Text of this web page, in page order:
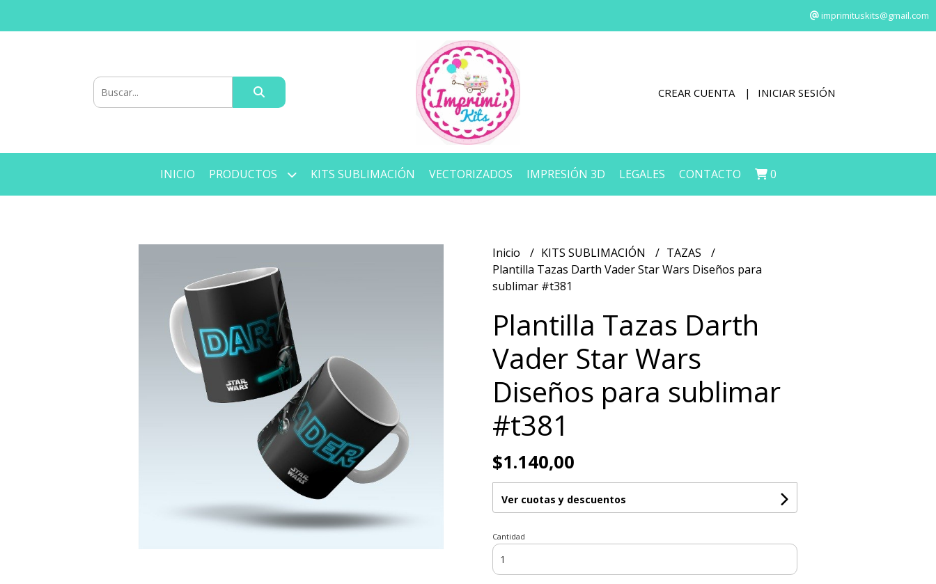
imprimituskits@gmail.com
CREAR CUENTA INICIAR SESIÓN
INICIO PRODUCTOS KITS SUBLIMACIÓN VECTORIZADOS IMPRESIÓN 3D LEGALES CONTACTO 0
Inicio KITS SUBLIMACIÓN
TAZAS
Plantilla Tazas Darth Vader Star Wars Diseños para
sublimar #t381
Plantilla Tazas Darth
Vader Star Wars
Diseños para sublimar
#t381
$1.140,00
Ver cuotas y descuentos
Cantidad